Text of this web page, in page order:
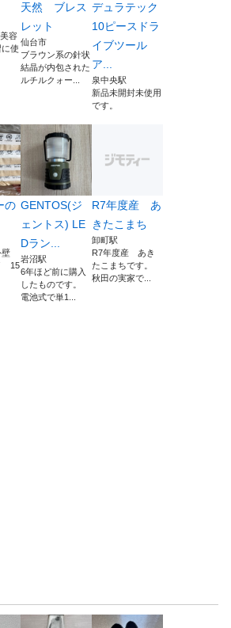
容
使
天然 ブレス
レット
仙台市
ブラウン系の針状
結晶が内包された
ルチルクォー...
デュラテック
10ピースドラ
イブツール
ア...
泉中央駅
新品未開封未使用
です。
の
壁
15
GENTOS(ジ
ェントス) LE
Dラン...
岩沼駅
6年ほど前に購入
したものです。
電池式で単1...
R7年度産 あ
きたこまち
卸町駅
R7年度産 あき
たこまちです。
秋田の実家で...